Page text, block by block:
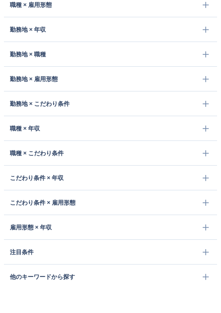
職種 × 雇用形態
勤務地 × 年収
勤務地 × 職種
勤務地 × 雇用形態
勤務地 × こだわり条件
職種 × 年収
職種 × こだわり条件
こだわり条件 × 年収
こだわり条件 × 雇用形態
雇用形態 × 年収
注目条件
他のキーワードから探す